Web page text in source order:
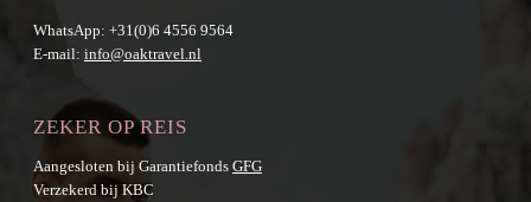
WhatsApp: +31(0)6 4556 9564
E-mail: info@oaktravel.nl
ZEKER OP REIS
Aangesloten bij Garantiefonds GFG
Verzekerd bij KBC